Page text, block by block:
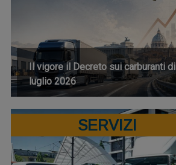
Il vigore il Decreto sui carburanti di
luglio 2026
SERVIZI